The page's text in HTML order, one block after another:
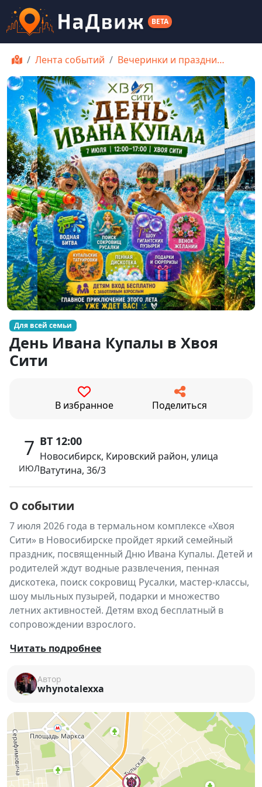
BETA
Лента событий Вечеринки и праздни…
Для всей семьи
День Ивана Купалы в Хвоя
Сити
В избранное Поделиться
7
ИЮЛ
ВТ 12:00
Новосибирск, Кировский район, улица
Ватутина, 36/3
О событии
7 июля 2026 года в термальном комплексе «Хвоя
Сити» в Новосибирске пройдет яркий семейный
праздник, посвященный Дню Ивана Купалы. Детей и
родителей ждут водные развлечения, пенная
дискотека, поиск сокровищ Русалки, мастер-классы,
шоу мыльных пузырей, подарки и множество
летних активностей. Детям вход бесплатный в
сопровождении взрослого.
Проведите День Ивана Купалы всей семьёй в
один день «Хвоя Сити» превратится в сказочный
мир, где юным гостям предстоит разгадать загадки
веселых конкурсах.
✨
В программе праздника:
💦 Большая водная битва с водными
пистолетами
Читать подробнее
Автор
whynotalexxa